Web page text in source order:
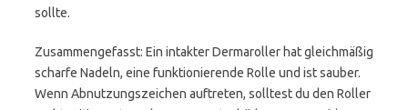
sollte.
Zusammengefasst: Ein intakter Dermaroller hat gleichmäßig
scharfe Nadeln, eine funktionierende Rolle und ist sauber.
Wenn Abnutzungszeichen auftreten, solltest du den Roller